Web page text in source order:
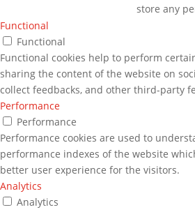
store any
Functional
Functional
Functional cookies help to perform
sharing the content of the website on
collect feedbacks, and other third-party
Performance
Performance
Performance cookies are used to
performance indexes of the website
better user experience for the visitors.
Analytics
Analytics